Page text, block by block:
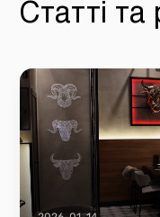
Статті та